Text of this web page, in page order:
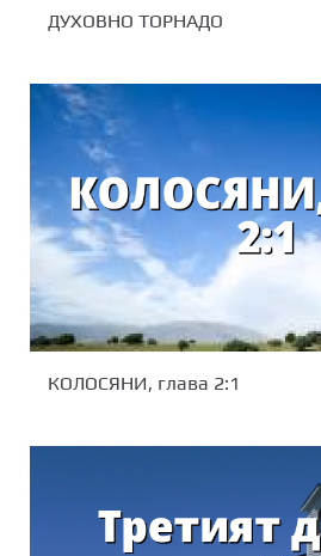
ДУХОВНО ТОРНАДО
КОЛОСЯНИ, глава 2:1